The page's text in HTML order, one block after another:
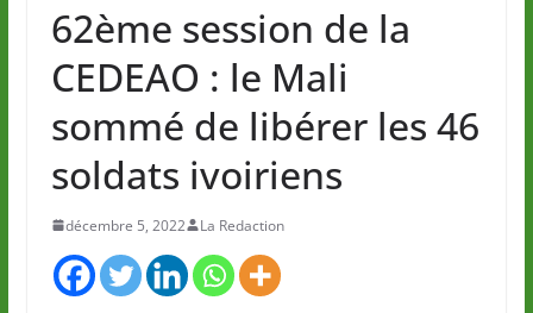
62ème session de la
CEDEAO : le Mali
sommé de libérer les 46
soldats ivoiriens
décembre 5, 2022 La Redaction